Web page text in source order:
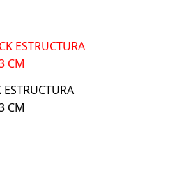
ESTRUCTURA
CM